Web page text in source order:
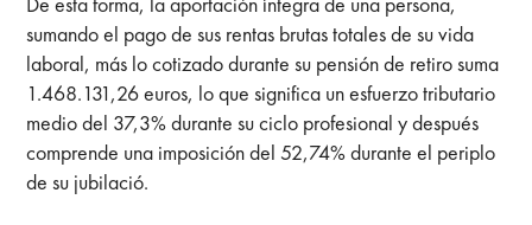
sumando el pago de sus rentas brutas totales de su vida
laboral, más lo cotizado durante su pensión de retiro suma
1.468.131,26 euros, lo que significa un esfuerzo tributario
medio del 37,3% durante su ciclo profesional y después
comprende una imposición del 52,74% durante el periplo
de su jubilació.